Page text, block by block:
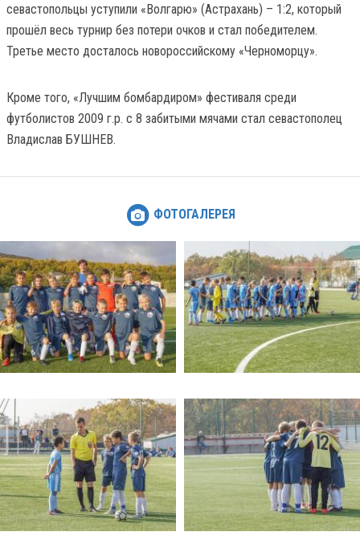
севастопольцы уступили «Волгарю» (Астрахань) – 1:2, который
прошёл весь турнир без потери очков и стал победителем.
Третье место досталось новороссийскому «Черноморцу».
Кроме того, «Лучшим бомбардиром» фестиваля среди
футболистов 2009 г.р. с 8 забитыми мячами стал севастополец
Владислав БУШНЕВ.
ФОТОГАЛЕРЕЯ